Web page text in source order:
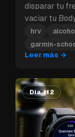
disparar tu
vaciar tu
bloque de
día.
hrv
garmin-
Leer más →
Día 112